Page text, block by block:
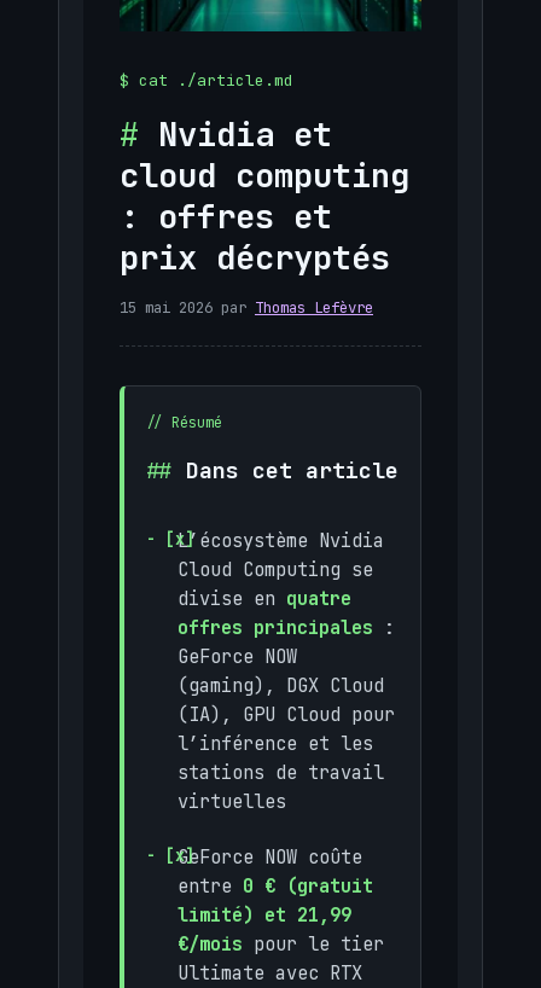
Nvidia et
cloud computing
: offres et
prix décryptés
15 mai 2026 par Thomas Lefèvre
Dans cet article
L’écosystème Nvidia
Cloud Computing se
divise en quatre
offres principales :
GeForce NOW
(gaming), DGX Cloud
(IA), GPU Cloud pour
l’inférence et les
stations de travail
virtuelles
GeForce NOW coûte
entre 0 € (gratuit
limité) et 21,99
€/mois pour le tier
Ultimate avec RTX